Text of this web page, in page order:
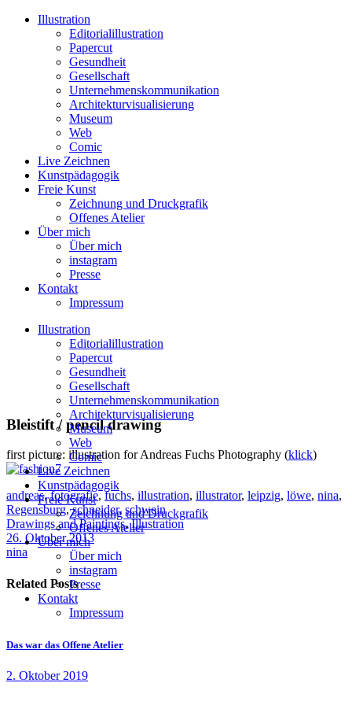
Illustration
Editorialillustration
Papercut
Gesundheit
Gesellschaft
Unternehmenskommunikation
Architekturvisualisierung
Museum
Web
Comic
Live Zeichnen
Kunstpädagogik
Freie Kunst
Zeichnung und Druckgrafik
Offenes Atelier
Über mich
Über mich
instagram
Presse
Kontakt
Impressum
Illustration
Editorialillustration
Papercut
Gesundheit
Gesellschaft
Unternehmenskommunikation
Architekturvisualisierung
Museum
Web
Comic
Live Zeichnen
Kunstpädagogik
Freie Kunst
Zeichnung und Druckgrafik
Offenes Atelier
Über mich
Über mich
instagram
Presse
Kontakt
Impressum
Bleistift / pencil drawing
first picture: illustration for Andreas Fuchs Photography (klick)
andreas,fotografie,fuchs, illustration, illustrator, leipzig, löwe, nina,
Regensburg,schneider,schwein
Drawings and Paintings,Illustration
26. Oktober 2013
nina
Related Posts
Das war das Offene Atelier
2. Oktober 2019